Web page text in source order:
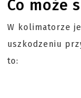
Co może
W kolimatorze
uszkodzeniu
to: